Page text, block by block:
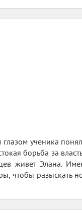
ученика понял,
борьба за
живет Элана.
чтобы разыскать